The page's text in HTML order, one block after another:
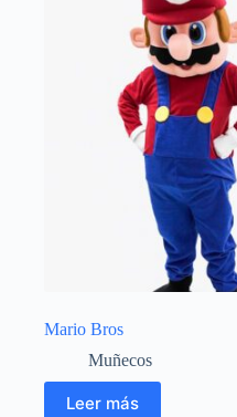
Mario Bros
Muñecos
Leer más